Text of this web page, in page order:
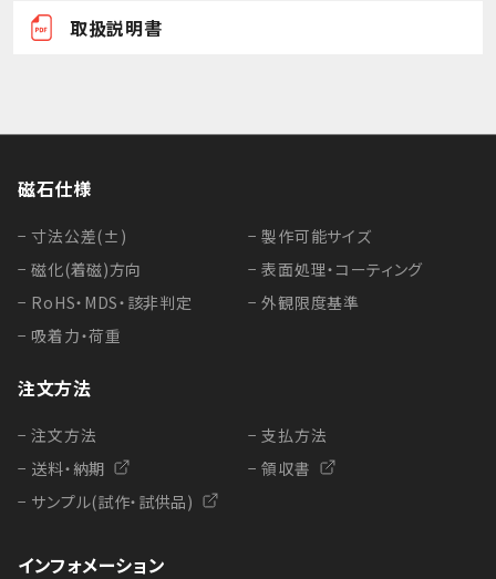
取扱説明書
磁石仕様
− 寸法公差(±)
− 磁化(着磁)方向
− RoHS・MDS・該非判定
− 吸着力・荷重
− 製作可能サイズ
− 表面処理・コーティング
− 外観限度基準
注文方法
− 注文方法
− 送料・納期
− サンプル(試作・試供品)
− 支払方法
− 領収書
インフォメーション